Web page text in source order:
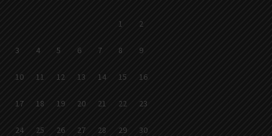
1 2
3 4 5 6 7 8 9
10 11 12 13 14 15 16
17 18 19 20 21 22 23
24 25 26 27 28 29 30